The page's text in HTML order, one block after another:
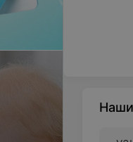
Наши